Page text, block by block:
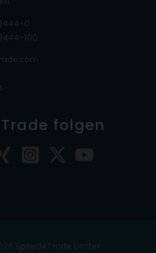
0
100
folgen
Speed4Trade GmbH